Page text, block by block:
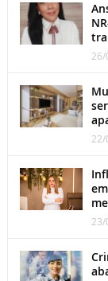
26/
22/
23/